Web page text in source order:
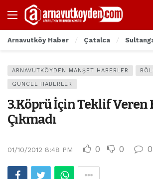
Arnavutköy Haber Çatalca
ARNAVUTKÖYDEN MANŞET HABERLER
GÜNCEL HABERLER
3.Köprü İçin Teklif Veren
Çıkmadı
01/10/2012 8:48 PM 0 0 0